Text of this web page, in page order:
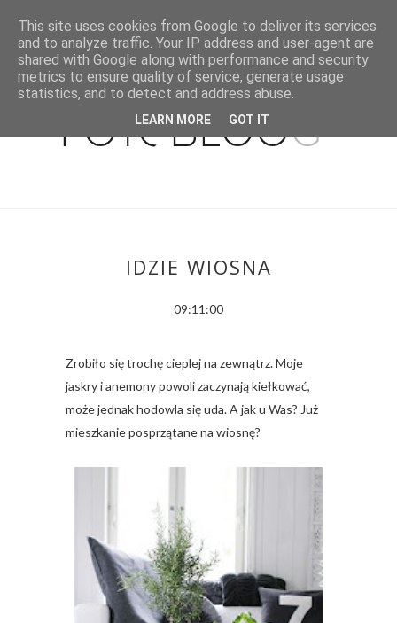
IDZIE WIOSNA
09:11:00
Zrobiło się trochę cieplej na zewnątrz. Moje
jaskry i anemony powoli zaczynają kiełkować,
może jednak hodowla się uda. A jak u Was? Już
mieszkanie posprzątane na wiosnę?
This site uses cookies from Google to deliver its services
and to analyze traffic. Your IP address and user-agent are
shared with Google along with performance and security
metrics to ensure quality of service, generate usage
statistics, and to detect and address abuse.
LEARN MORE GOT IT